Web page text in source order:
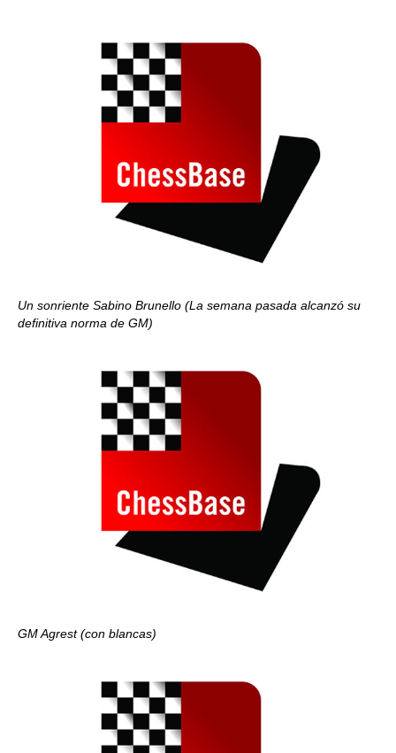
Un sonriente Sabino Brunello (La semana pasada alcanzó su
definitiva norma de GM)
GM Agrest (con blancas)